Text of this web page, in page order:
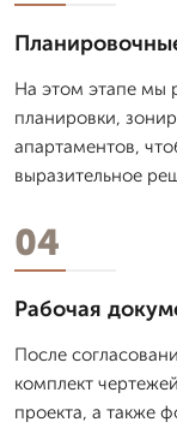
На этом этапе мы
планировки,
апартаментов,
выразительное
04
Рабочая
После
комплект
проекта, а также